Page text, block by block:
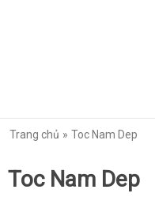
Trang chủ Toc Nam Dep
Toc Nam Dep